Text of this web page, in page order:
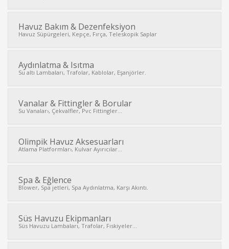
Havuz Bakım & Dezenfeksiyon
Havuz Süpürgeleri, Kepçe, Fırça, Teleskopik Saplar
Aydınlatma & Isıtma
Su altı Lambaları, Trafolar, Kablolar, Eşanjörler.
Vanalar & Fittingler & Borular
Su Vanalar›, Çekvalfler, Pvc Fittingler...
Olimpik Havuz Aksesuarları
Atlama Platformlar›, Kulvar Ayırıcılar...
Spa & Eğlence
Blower, Spa jetleri, Spa Aydınlatma, Karşı Akıntı.
Süs Havuzu Ekipmanları
Süs Havuzu Lambaları, Trafolar, Fıskiyeler...